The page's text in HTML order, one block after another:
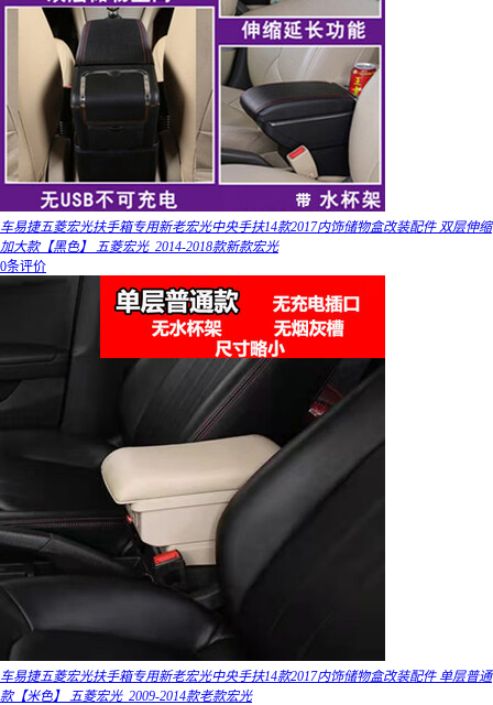
车易捷五菱宏光扶手箱专用新老宏光中央手扶14款2017内饰储物盒改装配件 双层伸缩
加大款【黑色】 五菱宏光_2014-2018款新款宏光
0条评价
车易捷五菱宏光扶手箱专用新老宏光中央手扶14款2017内饰储物盒改装配件 单层普通
款【米色】 五菱宏光_2009-2014款老款宏光